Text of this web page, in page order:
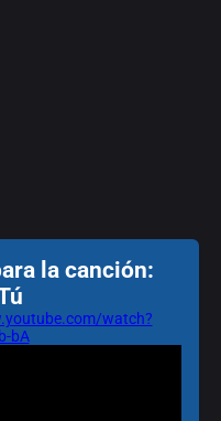
la canción:
watch?
bA